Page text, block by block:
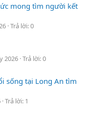
mong tìm người kết
Trả lời: 0
2026 Trả lời: 0
sống tại Long An tìm
Trả lời: 1